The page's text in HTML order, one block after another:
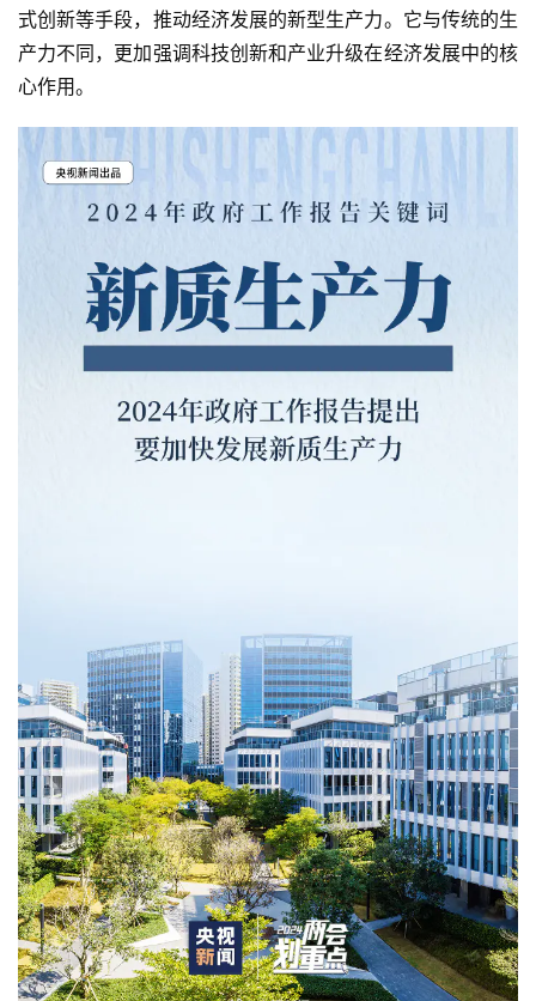
式创新等手段，推动经济发展的新型生产力。它与传统的生
产力不同，更加强调科技创新和产业升级在经济发展中的核
心作用。